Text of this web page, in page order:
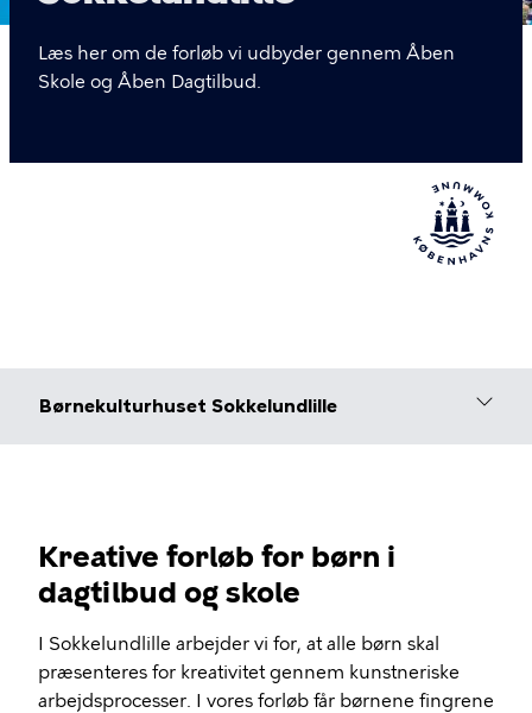
Læs her om de forløb vi udbyder gennem Åben
Skole og Åben Dagtilbud.
Børnekulturhuset Sokkelundlille
Kreative forløb for børn i
dagtilbud og skole
I Sokkelundlille arbejder vi for, at alle børn skal
præsenteres for kreativitet gennem kunstneriske
arbejdsprocesser. I vores forløb får børnene fingrene